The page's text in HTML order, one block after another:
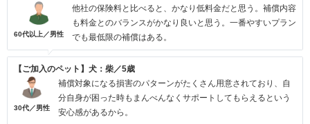
60代以上／男性
他社の保険料と比べると、かなり低料金だと思う。補償内容
も料金とのバランスがかなり良いと思う。一番やすいプラン
でも最低限の補償はある。
【ご加入のペット】犬：柴／5歳
30代／男性
補償対象になる損害のパターンがたくさん用意されており、自
分自身が困った時もまんべんなくサポートしてもらえるという
安心感があるから。